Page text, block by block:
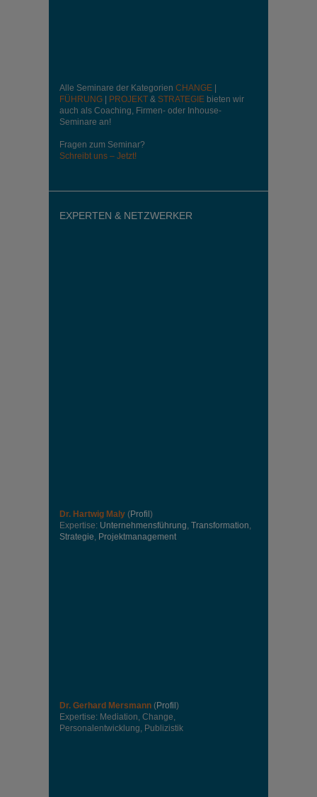
Alle Seminare der Kategorien CHANGE
FÜHRUNG
PROJEKT & STRATEGIE bieten wir
auch als Coaching, Firmen- oder Inhouse-
Seminare an!
Fragen zum Seminar?
Schreibt uns – Jetzt!
EXPERTEN & NETZWERKER
Dr. Hartwig Maly (Profil )
Expertise: Unternehmensführung, Transformation,
Strategie, Projektmanagement
Dr. Gerhard Mersmann (Profil )
Expertise: Mediation, Change,
Personalentwicklung, Publizistik